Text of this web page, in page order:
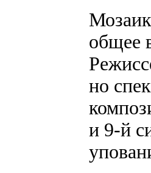
общее
но
и 9-й